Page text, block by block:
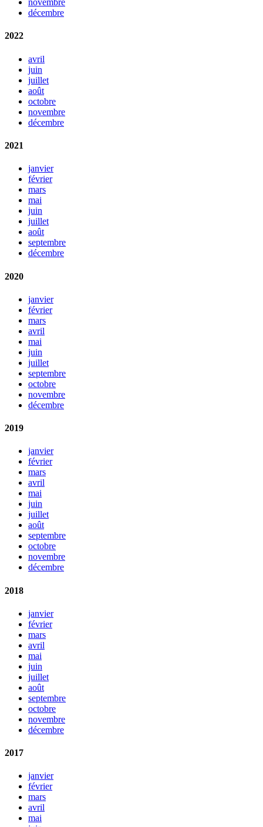
novembre
décembre
2022
avril
juin
juillet
août
octobre
novembre
décembre
2021
janvier
février
mars
mai
juin
juillet
août
septembre
décembre
2020
janvier
février
mars
avril
mai
juin
juillet
septembre
octobre
novembre
décembre
2019
janvier
février
mars
avril
mai
juin
juillet
août
septembre
octobre
novembre
décembre
2018
janvier
février
mars
avril
mai
juin
juillet
août
septembre
octobre
novembre
décembre
2017
janvier
février
mars
avril
mai